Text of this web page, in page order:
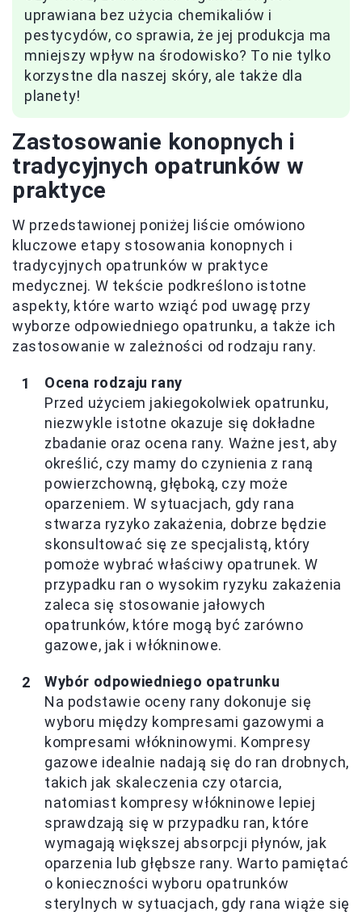
uprawiana bez użycia chemikaliów i
pestycydów, co sprawia, że jej produkcja ma
mniejszy wpływ na środowisko? To nie tylko
korzystne dla naszej skóry, ale także dla
planety!
Zastosowanie konopnych i
tradycyjnych opatrunków w
praktyce
W przedstawionej poniżej liście omówiono
kluczowe etapy stosowania konopnych i
tradycyjnych opatrunków w praktyce
medycznej. W tekście podkreślono istotne
aspekty, które warto wziąć pod uwagę przy
wyborze odpowiedniego opatrunku, a także ich
zastosowanie w zależności od rodzaju rany.
Ocena rodzaju rany
Przed użyciem jakiegokolwiek opatrunku,
niezwykle istotne okazuje się dokładne
zbadanie oraz ocena rany. Ważne jest, aby
określić, czy mamy do czynienia z raną
powierzchowną, głęboką, czy może
oparzeniem. W sytuacjach, gdy rana
stwarza ryzyko zakażenia, dobrze będzie
skonsultować się ze specjalistą, który
pomoże wybrać właściwy opatrunek. W
przypadku ran o wysokim ryzyku zakażenia
zaleca się stosowanie jałowych
opatrunków, które mogą być zarówno
gazowe, jak i włókninowe.
Wybór odpowiedniego opatrunku
Na podstawie oceny rany dokonuje się
wyboru między kompresami gazowymi a
kompresami włókninowymi. Kompresy
gazowe idealnie nadają się do ran drobnych,
takich jak skaleczenia czy otarcia,
natomiast kompresy włókninowe lepiej
sprawdzają się w przypadku ran, które
wymagają większej absorpcji płynów, jak
oparzenia lub głębsze rany. Warto pamiętać
o konieczności wyboru opatrunków
sterylnych w sytuacjach, gdy rana wiąże się